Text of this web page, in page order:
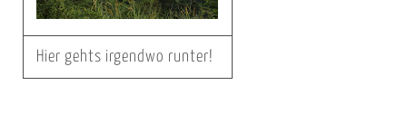
Hier gehts irgendwo runter!